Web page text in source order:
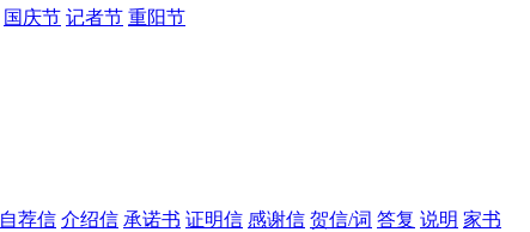
国庆节 记者节 重阳节
自荐信 介绍信 承诺书 证明信 感谢信 贺信/词 答复 说明 家书